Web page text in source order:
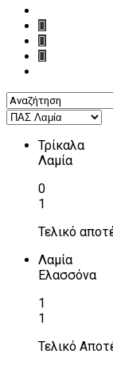
Τρίκαλα
Λαμία
0
1
Τελικό
Λαμία
Ελασσόνα
1
1
Τελικό